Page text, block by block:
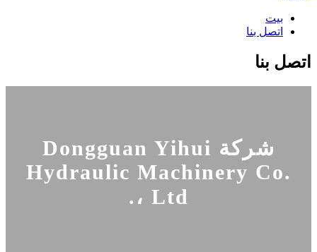
بيت
اتصل بنا
اتصل بنا
شركة Dongguan Yihui
Hydraulic Machinery Co.
، Ltd.